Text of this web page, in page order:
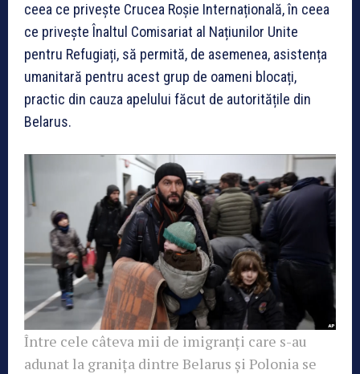
ceea ce privește Crucea Roșie Internațională, în ceea
ce privește Înaltul Comisariat al Națiunilor Unite
pentru Refugiați, să permită, de asemenea, asistența
umanitară pentru acest grup de oameni blocați,
practic din cauza apelului făcut de autoritățile din
Belarus.
Între cele câteva mii de imigranți care s-au
adunat la granița dintre Belarus și Polonia se